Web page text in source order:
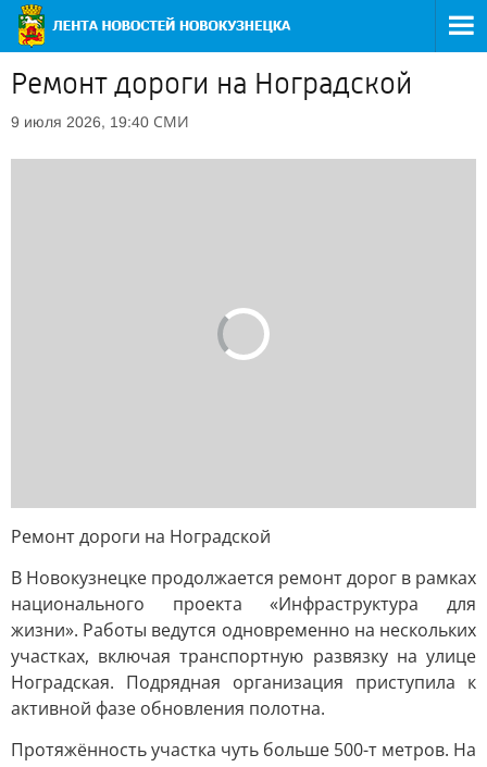
Ремонт дороги на Ноградской
9 июля 2026, 19:40 СМИ
Ремонт дороги на Ноградской
В Новокузнецке продолжается ремонт дорог в рамках
национального проекта «Инфраструктура для
жизни». Работы ведутся одновременно на нескольких
участках, включая транспортную развязку на улице
Ноградская. Подрядная организация приступила к
активной фазе обновления полотна.
Протяжённость участка чуть больше 500-т метров. На